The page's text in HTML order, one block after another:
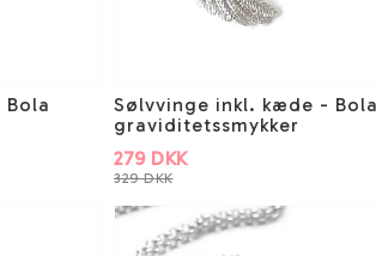
Sølvvinge inkl. kæde -
graviditetssmykker
329 DKK
279 DKK